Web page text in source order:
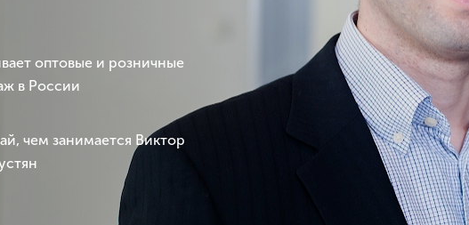
оптовые и розничные
в России
чем занимается Виктор